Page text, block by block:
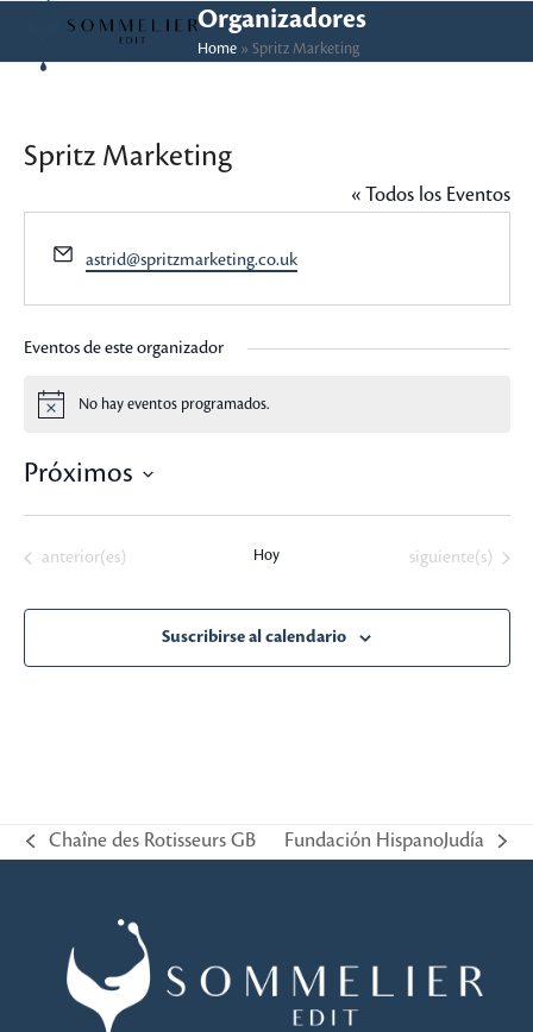
content
Open
mobile
Close
mobile
Organizadores
Home» Spritz Marketing
Spritz Marketing
« Todos los Eventos
Email
astrid@spritzmarketing.co.uk
Eventos de este organizador
Aviso
No hay eventos programados.
Próximos
Selecciona
Eventos
anterior(es) Hoy Eventos
siguiente(s)
Suscribirse al calendario
previous
Chaîne des Rotisseurs GB
next
Fundación HispanoJudía